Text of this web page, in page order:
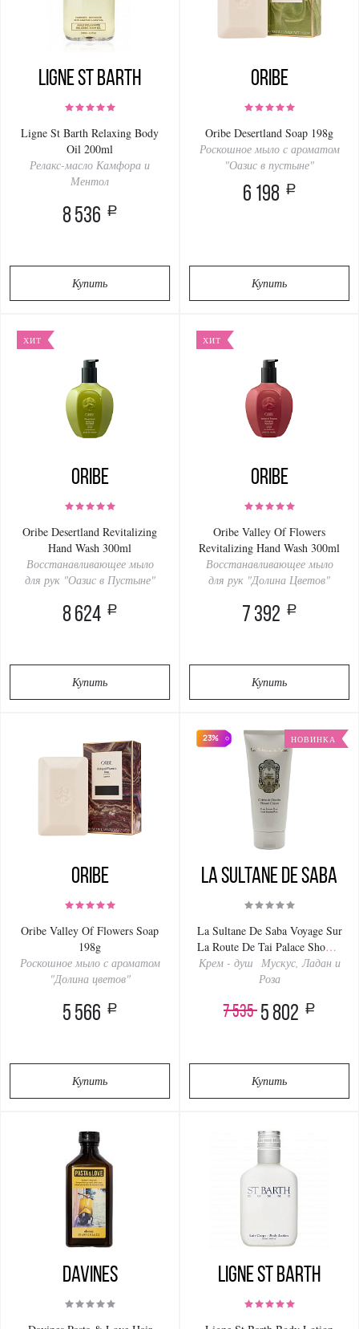
Ligne St Barth
Ligne St Barth Relaxing Body
Oil 200ml
Релакс-масло Камфора и
Ментол
8 536 a
Купить
Oribe
Oribe Desertland Soap 198g
Роскошное мыло с ароматом
"Оазис в пустыне"
6 198 a
Купить
ХИТ
Oribe
Oribe Desertland Revitalizing
Hand Wash 300ml
Восстанавливающее мыло
для рук "Оазис в Пустыне"
8 624 a
Купить
ХИТ
Oribe
Oribe Valley Of Flowers
Revitalizing Hand Wash 300ml
Восстанавливающее мыло
для рук "Долина Цветов"
7 392 a
Купить
Oribe
Oribe Valley Of Flowers Soap
198g
Роскошное мыло с ароматом
"Долина цветов"
5 566 a
Купить
23% НОВИНКА
La Sultanе De Saba
La Sultane De Saba Voyage Sur
La Route De Tai Palace Shower
Cream Musk Incense Rose
200ml
Крем - душ Мускус, Ладан и
Роза
7 535 5 802 a
Купить
Davines Ligne St Barth